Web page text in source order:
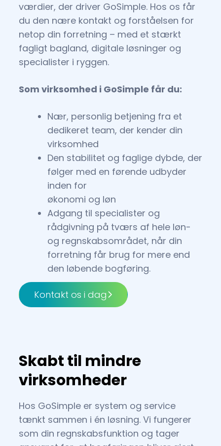
værdier, der driver GoSimple. Hos os får
du den nære kontakt og forståelsen for
netop din forretning – med et stærkt
fagligt bagland, digitale løsninger og
specialister i ryggen.
Som virksomhed i GoSimple får du:
Nær, personlig betjening fra et
dedikeret team, der kender din
virksomhed
Den stabilitet og faglige dybde, der
følger med en førende udbyder
inden for
økonomi og løn
Adgang til specialister og
rådgivning på tværs af hele løn-
og regnskabsområdet, når din
forretning får brug for mere end
den løbende bogføring.
Kontakt os i dag
Skabt til mindre
virksomheder
Hos GoSimple er system og service
tænkt sammen i én løsning. Vi fungerer
som din regnskabsfunktion og tager